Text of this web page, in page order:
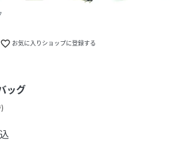
favorite_border お気に入りショップに登録する
ッグ
)